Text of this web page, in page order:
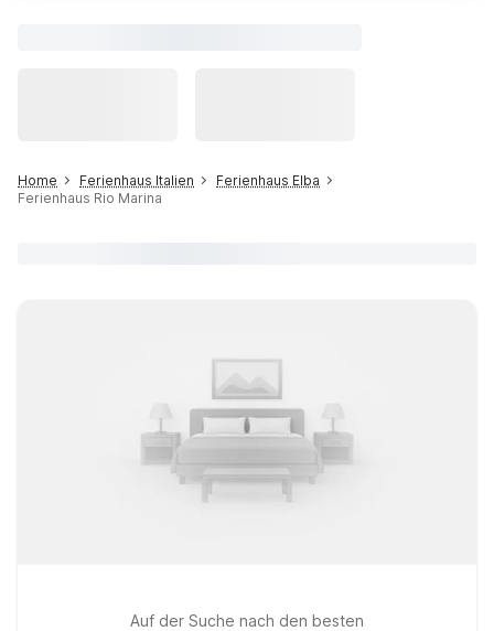
Home Ferienhaus Italien
Ferienhaus Elba
Ferienhaus Rio Marina
Auf der Suche nach den besten